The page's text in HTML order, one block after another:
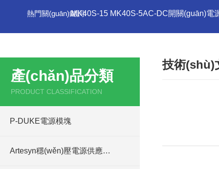
熱門關(guān)鍵詞:MK40S-15 MK40S-5AC-DC開關(guān)電
產(chǎn)品分類
PRODUCT CLASSIFICATION
P-DUKE電源模塊
Artesyn穩(wěn)壓電源供應(yīng)器
技術(shù)